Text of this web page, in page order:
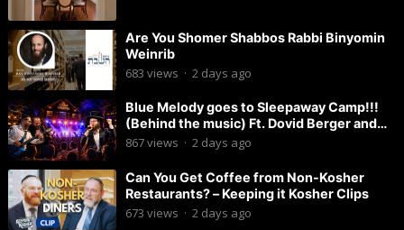
Are You Shomer Shabbos Rabbi Binyomin
Weinrib
683 views · 2 days ago
Blue Melody goes to Sleepaway Camp!!!
(Behind the music) Ft. Dovid Berger and
Chaim Brown
867views · 2 days ago
Can You Get Coffee from Non-Kosher
Restaurants? – Keeping it Kosher Clips
673 views · 2 days ago